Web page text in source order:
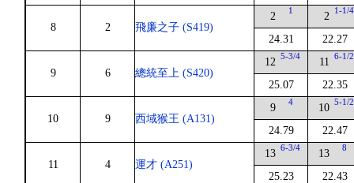
8 2 飛廉之子 (S419)
2 1
24.31
2 1-1/4
22.27
9 6 總統至上 (S420)
12 5-3/4
25.07
11 6-1/2
22.35
10 9 西域猴王 (A131)
9 4
24.79
10 5-1/2
22.47
11 4 運才 (A251)
13 6-3/4
25.23
13 8
22.43